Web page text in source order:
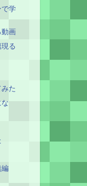
で学
動画
る
た